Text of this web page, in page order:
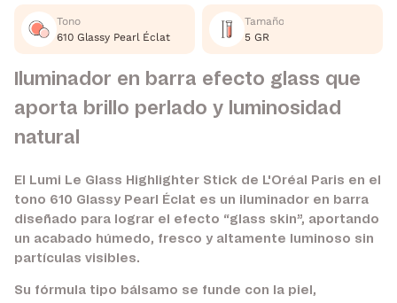
Tono
610 Glassy Pearl Éclat
Tamaño
5 GR
Iluminador en barra efecto glass que
aporta brillo perlado y luminosidad
natural
El Lumi Le Glass Highlighter Stick de L'Oréal Paris en el
tono 610 Glassy Pearl Éclat es un iluminador en barra
diseñado para lograr el efecto “glass skin”, aportando
un acabado húmedo, fresco y altamente luminoso sin
partículas visibles.
Su fórmula tipo bálsamo se funde con la piel,